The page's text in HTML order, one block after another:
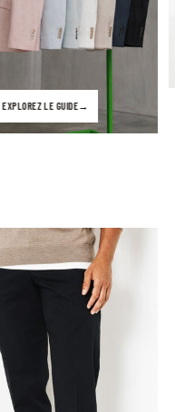
EXPLOREZ LE GUIDE